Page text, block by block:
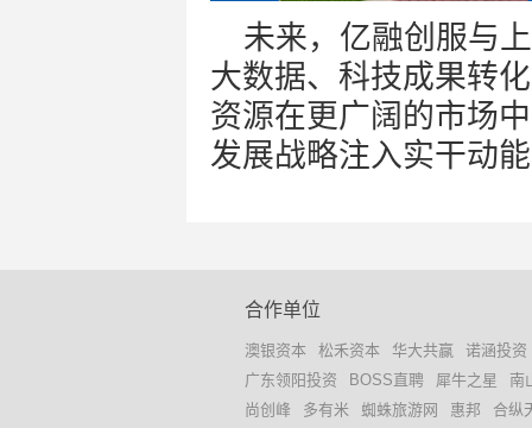
未来，亿融创服与
大数据、科技成果转
资源在更广阔的市场
发展战略注入实干动
合作单位
澳银资本 松禾资本 华大共赢
诺涵投资
广东领阳投资
BOSS直聘 犀牛之星
南
尚创峰
多有米 蜘蛛旅游网 惠邦 合纵